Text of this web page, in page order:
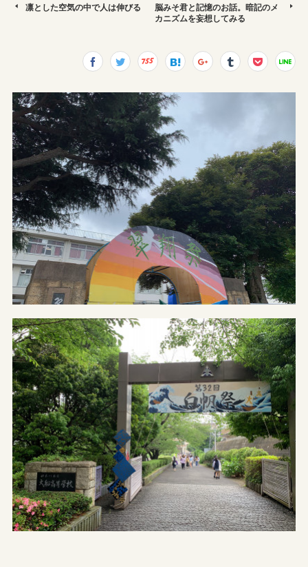
凛とした空気の中で人は伸びる
脳みそ君と記憶のお話。暗記のメ
カニズムを妄想してみる